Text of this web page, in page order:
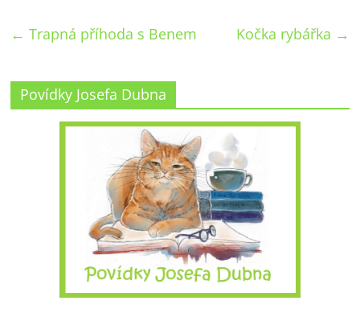
← Trapná příhoda s Benem Kočka rybářka →
Povídky Josefa Dubna